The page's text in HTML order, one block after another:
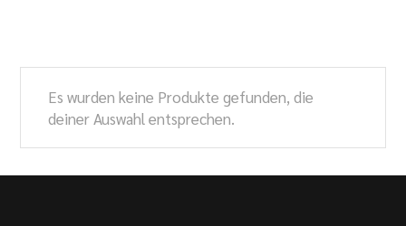
Es wurden keine Produkte gefunden, die
deiner Auswahl entsprechen.